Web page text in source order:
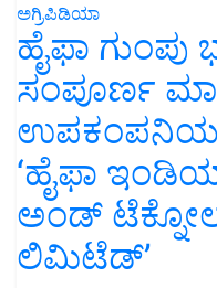
ಅಗ್ರಿಪಿಡಿಯಾ
ಹೈಫಾ ಗುಂಪು
ಸಂಪೂರ್ಣ
‘ಹೈಫಾ
ಅಂಡ್
ಲಿಮಿಟೆಡ್’